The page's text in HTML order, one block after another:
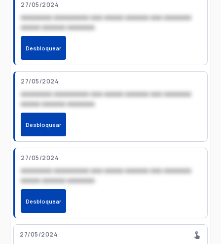
27/05/2024
xxxxxxxx xxxxxxxxx xxx xxxxx xxxxxx xxx xxxxxxx
xxxxx xxxxxx xxxxxxx
Desbloquear
27/05/2024
xxxxxxxx xxxxxxxxx xxx xxxxx xxxxxx xxx xxxxxxx
xxxxx xxxxxx xxxxxxx
Desbloquear
27/05/2024
xxxxxxxx xxxxxxxxx xxx xxxxx xxxxxx xxx xxxxxxx
xxxxx xxxxxx xxxxxxx
Desbloquear
27/05/2024